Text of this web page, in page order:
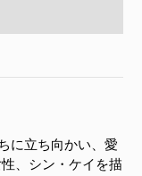
に立ち向かい、愛
、シン・ケイを描